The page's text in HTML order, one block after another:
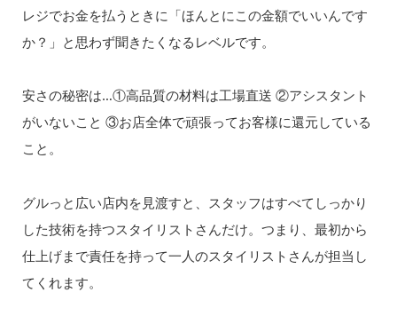
レジでお金を払うときに「ほんとにこの金額でいいんです
か？」と思わず聞きたくなるレベルです。
安さの秘密は…①高品質の材料は工場直送 ②アシスタント
がいないこと ③お店全体で頑張ってお客様に還元している
こと。
グルっと広い店内を見渡すと、スタッフはすべてしっかり
した技術を持つスタイリストさんだけ。つまり、最初から
仕上げまで責任を持って一人のスタイリストさんが担当し
てくれます。